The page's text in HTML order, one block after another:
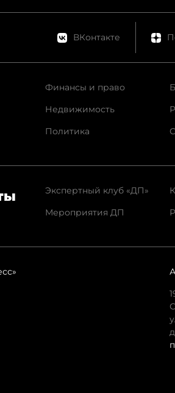
ВКонтакте
Финансы и право
Недвижимость
Политика
Экспертный клуб «ДП»
Мероприятия ДП